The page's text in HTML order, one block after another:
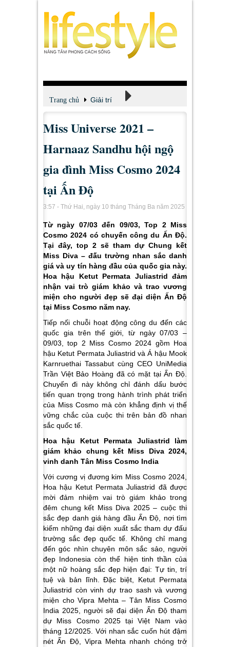
Trang chủ Giải trí
Xem - Nghe - Đọc
Miss Universe 2021 –
Harnaaz Sandhu hội ngộ
gia đình Miss Cosmo 2024
tại Ấn Độ
3:57 - Thứ Hai, ngày 10 tháng Tháng Ba năm 2025
Từ ngày 07/03 đến 09/03, Top 2 Miss
Cosmo 2024 có chuyến công du Ấn Độ.
Tại đây, top 2 sẽ tham dự Chung kết
Miss Diva – đấu trường nhan sắc danh
giá và uy tín hàng đầu của quốc gia này.
Hoa hậu Ketut Permata Juliastrid đảm
nhận vai trò giám khảo và trao vương
miện cho người đẹp sẽ đại diện Ấn Độ
tại Miss Cosmo năm nay.
Tiếp nối chuỗi hoạt động công du đến các
quốc gia trên thế giới, từ ngày 07/03 –
09/03, top 2 Miss Cosmo 2024 gồm Hoa
hậu Ketut Permata Juliastrid và Á hậu Mook
Karnruethai Tassabut cùng CEO UniMedia
Trần Việt Bảo Hoàng đã có mặt tại Ấn Độ.
Chuyến đi này không chỉ đánh dấu bước
tiến quan trọng trong hành trình phát triển
của Miss Cosmo mà còn khẳng định vị thế
vững chắc của cuộc thi trên bản đồ nhan
sắc quốc tế.
Hoa hậu Ketut Permata Juliastrid làm
giám khảo chung kết Miss Diva 2024,
vinh danh Tân Miss Cosmo India
Với cương vị đương kim Miss Cosmo 2024,
Hoa hậu Ketut Permata Juliastrid đã được
mời đảm nhiệm vai trò giám khảo trong
đêm chung kết Miss Diva 2025 – cuộc thi
sắc đẹp danh giá hàng đầu Ấn Độ, nơi tìm
kiếm những đại diện xuất sắc tham dự đấu
trường sắc đẹp quốc tế. Không chỉ mang
đến góc nhìn chuyên môn sắc sảo, người
đẹp Indonesia còn thể hiện tinh thần của
một nữ hoàng sắc đẹp hiện đại: Tự tin, trí
tuệ và bản lĩnh. Đặc biệt, Ketut Permata
Juliastrid còn vinh dự trao sash và vương
miện cho Vipra Mehta – Tân Miss Cosmo
India 2025, người sẽ đại diện Ấn Độ tham
dự Miss Cosmo 2025 tại Việt Nam vào
tháng 12/2025. Với nhan sắc cuốn hút đậm
nét Ấn Độ, Vipra Mehta nhanh chóng trở